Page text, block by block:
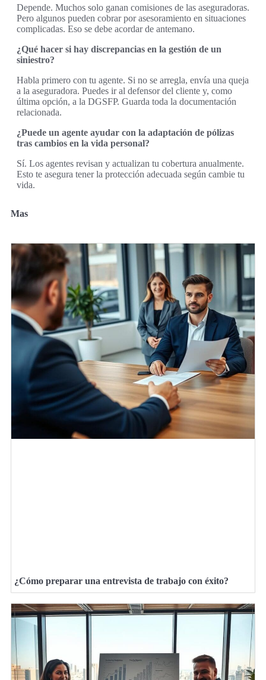
Depende. Muchos solo ganan comisiones de las aseguradoras.
Pero algunos pueden cobrar por asesoramiento en situaciones
complicadas. Eso se debe acordar de antemano.
¿Qué hacer si hay discrepancias en la gestión de un
siniestro?
Habla primero con tu agente. Si no se arregla, envía una queja
a la aseguradora. Puedes ir al defensor del cliente y, como
última opción, a la DGSFP. Guarda toda la documentación
relacionada.
¿Puede un agente ayudar con la adaptación de pólizas
tras cambios en la vida personal?
Sí. Los agentes revisan y actualizan tu cobertura anualmente.
Esto te asegura tener la protección adecuada según cambie tu
vida.
Mas
¿Cómo preparar una entrevista de trabajo con éxito?